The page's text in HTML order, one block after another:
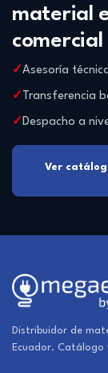
material
Asesoría
Transferencia
Despacho a
Ver
Distribuidor de
Ecuador. Catálogo